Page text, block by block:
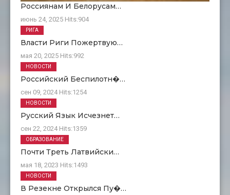
Россиянам И Белорусам…
июнь 24, 2025 Hits:904
Власти Риги Пожертвую…
мая 20, 2025 Hits:992
РИГА
Российский Беспилотн�…
сен 09, 2024 Hits:1254
НОВОСТИ
Русский Язык Исчезнет…
сен 22, 2024 Hits:1359
НОВОСТИ
Почти Треть Латвийски…
мая 18, 2023 Hits:1493
ОБРАЗОВАНИЕ
В Резекне Открылся Пу�…
НОВОСТИ